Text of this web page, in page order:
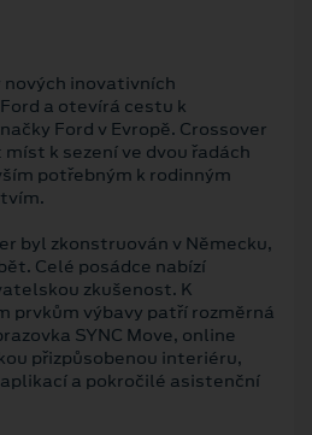
nových inovativních
a otevírá cestu k
Ford v Evropě. Crossover
k sezení ve dvou řadách
potřebným k rodinným
byl zkonstruován v Německu,
Celé posádce nabízí
zkušenost. K
prvkům výbavy patří rozměrná
SYNC Move, online
přizpůsobenou interiéru,
a pokročilé asistenční